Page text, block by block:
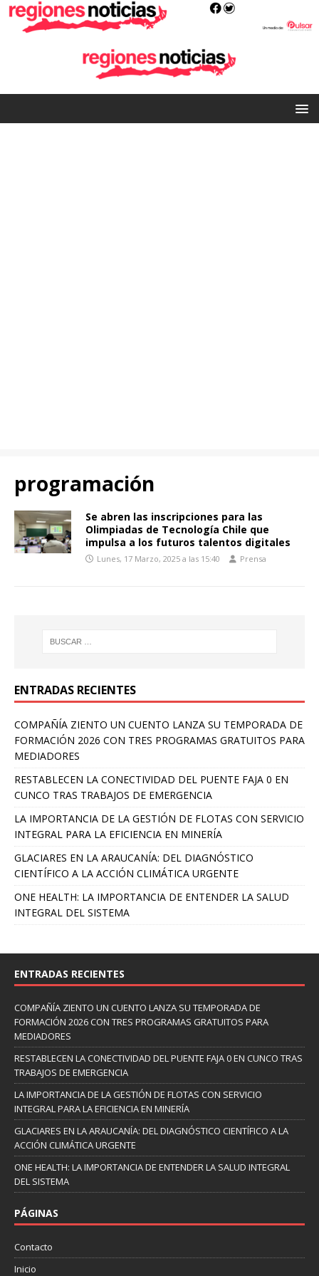
programación
Se abren las inscripciones para las
Olimpiadas de Tecnología Chile que
impulsa a los futuros talentos digitales
Lunes, 17 Marzo, 2025 a las 15:40 Prensa
ENTRADAS RECIENTES
COMPAÑÍA ZIENTO UN CUENTO LANZA SU TEMPORADA DE
FORMACIÓN 2026 CON TRES PROGRAMAS GRATUITOS PARA
MEDIADORES
RESTABLECEN LA CONECTIVIDAD DEL PUENTE FAJA 0 EN
CUNCO TRAS TRABAJOS DE EMERGENCIA
LA IMPORTANCIA DE LA GESTIÓN DE FLOTAS CON SERVICIO
INTEGRAL PARA LA EFICIENCIA EN MINERÍA
GLACIARES EN LA ARAUCANÍA: DEL DIAGNÓSTICO
CIENTÍFICO A LA ACCIÓN CLIMÁTICA URGENTE
ONE HEALTH: LA IMPORTANCIA DE ENTENDER LA SALUD
INTEGRAL DEL SISTEMA
ENTRADAS RECIENTES
COMPAÑÍA ZIENTO UN CUENTO LANZA SU TEMPORADA DE
FORMACIÓN 2026 CON TRES PROGRAMAS GRATUITOS PARA
MEDIADORES
RESTABLECEN LA CONECTIVIDAD DEL PUENTE FAJA 0 EN CUNCO TRAS
TRABAJOS DE EMERGENCIA
LA IMPORTANCIA DE LA GESTIÓN DE FLOTAS CON SERVICIO
INTEGRAL PARA LA EFICIENCIA EN MINERÍA
GLACIARES EN LA ARAUCANÍA: DEL DIAGNÓSTICO CIENTÍFICO A LA
ACCIÓN CLIMÁTICA URGENTE
ONE HEALTH: LA IMPORTANCIA DE ENTENDER LA SALUD INTEGRAL
DEL SISTEMA
PÁGINAS
Contacto
Inicio